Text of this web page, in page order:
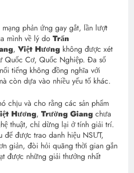
phản ứng gay gắt, lần lượt
mình về lý do Trấn
, Việt Hương không được xét
Quốc Cơ, Quốc Nghiệp. Đa số
tiếng không đồng nghĩa với
còn dựa vào nhiều yếu tố khác.
chịu và cho rằng các sản phẩm
Hương, Trường Giang chưa
thuật, chỉ dừng lại ở tính giải trí.
để được trao danh hiệu NSƯT,
giản, đòi hỏi quãng thời gian gắn
được những giải thưởng nhất